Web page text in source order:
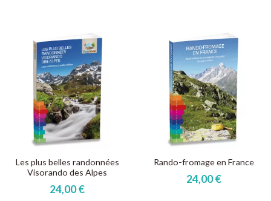
Les plus belles randonnées
Visorando des Alpes
24,00 €
Rando-fromage en France
24,00 €